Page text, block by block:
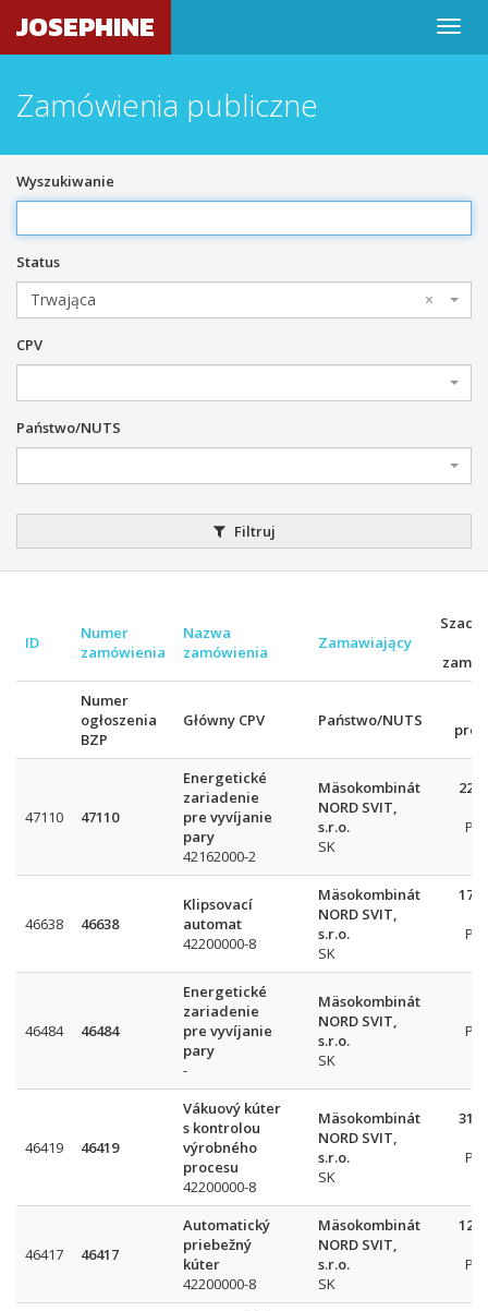
JOSEPHINE
Zamówienia publiczne
Wyszukiwanie
Status
×
Trwająca
CPV
Państwo/NUTS
Filtruj
ID
Numer
zamówienia
Nazwa
zamówienia
Zamawiający
Numer
ogłoszenia
BZP
Główny CPV Państwo/NUTS
47110 47110
Energetické
zariadenie
pre vyvíjanie
pary
42162000-2
Mäsokombinát
NORD SVIT,
s.r.o.
SK
229
46638 46638
Klipsovací
automat
42200000-8
Mäsokombinát
NORD SVIT,
s.r.o.
SK
172
46484 46484
Energetické
zariadenie
pre vyvíjanie
pary
-
Mäsokombinát
NORD SVIT,
s.r.o.
SK
46419 46419
Vákuový kúter
s kontrolou
výrobného
procesu
42200000-8
Mäsokombinát
NORD SVIT,
s.r.o.
SK
317
46417 46417
Automatický
priebežný
kúter
42200000-8
Mäsokombinát
NORD SVIT,
s.r.o.
SK
128